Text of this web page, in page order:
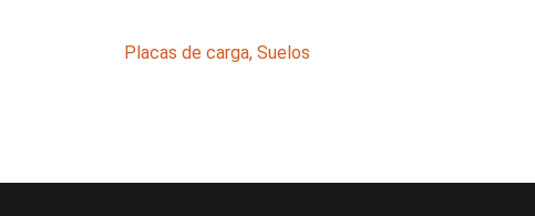
Placas de carga, Suelos